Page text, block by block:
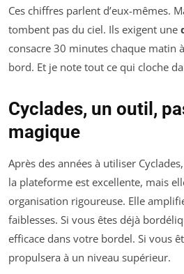
Ces chiffres parlent d’eux-mêmes.
tombent pas du ciel. Ils exigent une
consacre 30 minutes chaque matin
bord. Et je note tout ce qui cloche
Cyclades, un outil,
magique
Après des années à utiliser
la plateforme est excellente, mais
organisation rigoureuse. Elle
faiblesses. Si vous êtes déjà
efficace dans votre bordel. Si vous
propulsera à un niveau supérieur.